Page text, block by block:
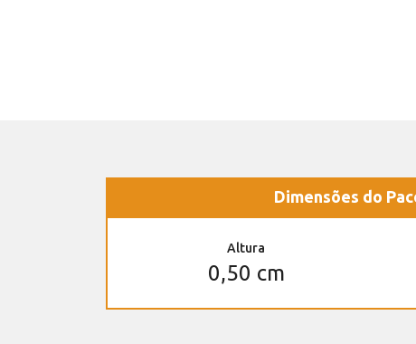
Dimensões do
Altura
0,50 cm